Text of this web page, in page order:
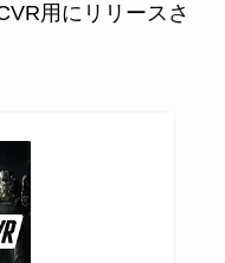
用にリリースさ